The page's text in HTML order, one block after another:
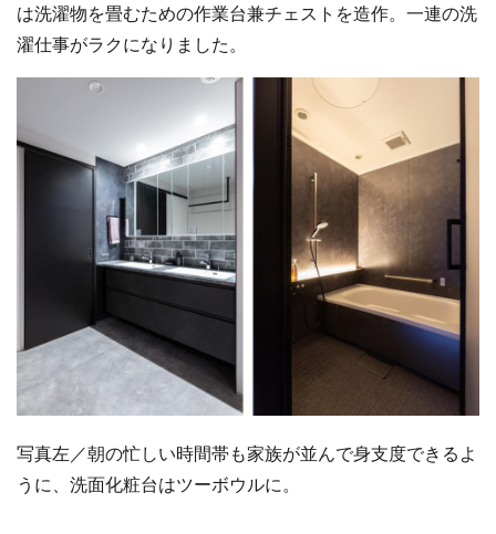
は洗濯物を畳むための作業台兼チェストを造作。一連の洗
濯仕事がラクになりました。
写真左／朝の忙しい時間帯も家族が並んで身支度できるよ
うに、洗面化粧台はツーボウルに。